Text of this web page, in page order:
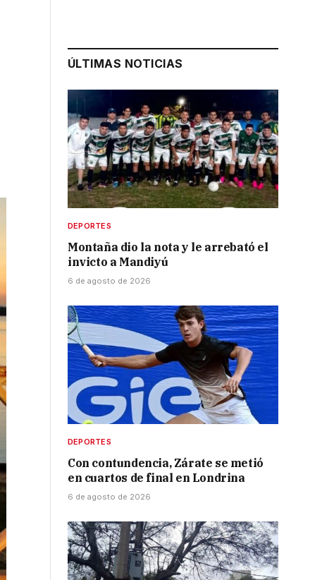
ÚLTIMAS NOTICIAS
DEPORTES
Montaña dio la nota y le arrebató el
invicto a Mandiyú
6 de agosto de 2026
DEPORTES
Con contundencia, Zárate se metió
en cuartos de final en Londrina
6 de agosto de 2026